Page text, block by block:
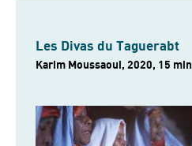
Les Divas du Taguerabt
Karim Moussaoui, 2020, 15 min